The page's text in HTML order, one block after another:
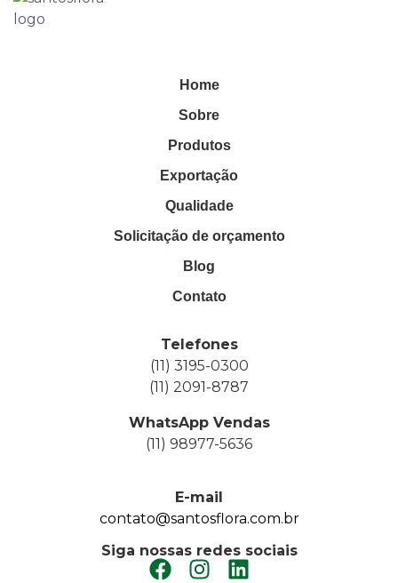
Home
Sobre
Produtos
Exportação
Qualidade
Solicitação de orçamento
Blog
Contato
Telefones
(11) 3195-0300
(11) 2091-8787
WhatsApp Vendas
(11) 98977-5636
E-mail
contato@santosflora.com.br
Siga nossas redes sociais